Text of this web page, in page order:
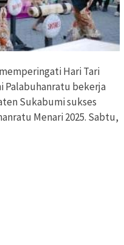
Hari Tari
Palabuhanratu bekerja
Sukabumi sukses
Menari 2025. Sabtu,